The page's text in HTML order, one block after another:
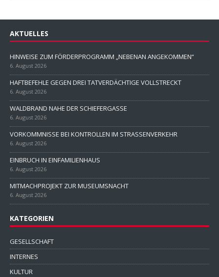
AKTUELLES
HINWEISE ZUM FÖRDERPROGRAMM „NEBENAN ANGEKOMMEN“
6. August 2026
HAFTBEFEHLE GEGEN DREI TATVERDÄCHTIGE VOLLSTRECKT
6. August 2026
WALDBRAND NAHE DER SCHIEFERGASSE
6. August 2026
VORKOMMNISSE BEI KONTROLLEN IM STRASSENVERKEHR
6. August 2026
EINBRUCH IN EINFAMILIENHAUS
6. August 2026
MITMACHPROJEKT ZUR MUSEUMSNACHT
6. August 2026
KATEGORIEN
GESELLSCHAFT
INTERNES
KULTUR